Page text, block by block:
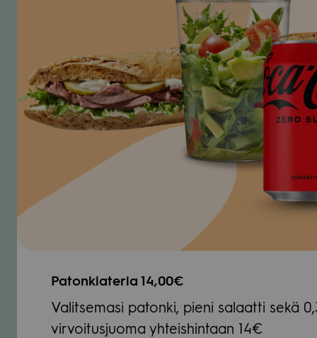
Paton­kia­te­ria 14,00€
Valit­se­masi patonki, pieni salaatti sekä
vir­voi­tus­juoma yhteis­hin­taan 14€